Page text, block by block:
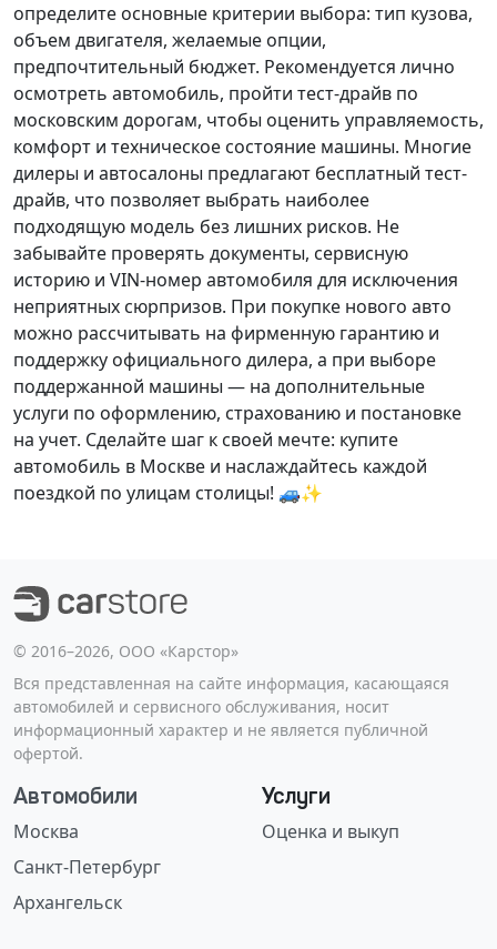
определите основные критерии выбора: тип кузова,
объем двигателя, желаемые опции,
предпочтительный бюджет. Рекомендуется лично
осмотреть автомобиль, пройти тест-драйв по
московским дорогам, чтобы оценить управляемость,
комфорт и техническое состояние машины. Многие
дилеры и автосалоны предлагают бесплатный тест-
драйв, что позволяет выбрать наиболее
подходящую модель без лишних рисков. Не
забывайте проверять документы, сервисную
историю и VIN-номер автомобиля для исключения
неприятных сюрпризов. При покупке нового авто
можно рассчитывать на фирменную гарантию и
поддержку официального дилера, а при выборе
поддержанной машины — на дополнительные
услуги по оформлению, страхованию и постановке
на учет. Сделайте шаг к своей мечте: купите
автомобиль в Москве и наслаждайтесь каждой
поездкой по улицам столицы! 🚙✨
©️ 2016–2026, ООО «Карстор»
Вся представленная на сайте информация, касающаяся
автомобилей и сервисного обслуживания, носит
информационный характер и не является публичной
офертой.
Автомобили
Москва
Санкт-Петербург
Архангельск
Услуги
Оценка и выкуп